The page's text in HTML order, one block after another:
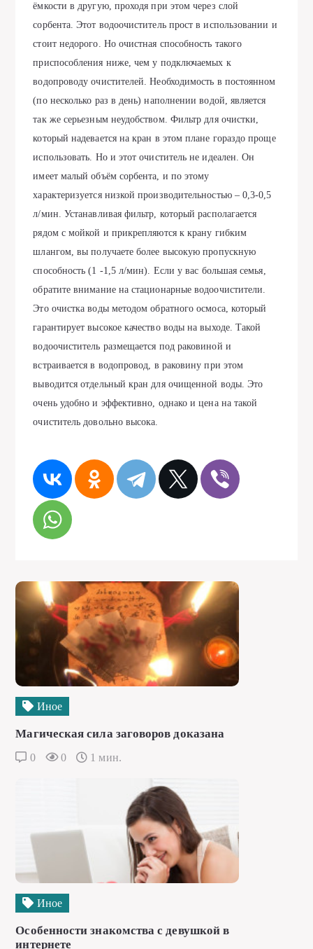
ёмкости в другую, проходя при этом через слой
сорбента. Этот водоочиститель прост в использовании и
стоит недорого. Но очистная способность такого
приспособления ниже, чем у подключаемых к
водопроводу очистителей. Необходимость в постоянном
(по несколько раз в день) наполнении водой, является
так же серьезным неудобством. Фильтр для очистки,
который надевается на кран в этом плане гораздо проще
использовать. Но и этот очиститель не идеален. Он
имеет малый объём сорбента, и по этому
характеризуется низкой производительностью – 0,3-0,5
л/мин. Устанавливая фильтр, который располагается
рядом с мойкой и прикрепляются к крану гибким
шлангом, вы получаете более высокую пропускную
способность (1 -1,5 л/мин). Если у вас большая семья,
обратите внимание на стационарные водоочистители.
Это очистка воды методом обратного осмоса, который
гарантирует высокое качество воды на выходе. Такой
водоочиститель размещается под раковиной и
встраивается в водопровод, в раковину при этом
выводится отдельный кран для очищенной воды. Это
очень удобно и эффективно, однако и цена на такой
очиститель довольно высока.
Иное
Магическая сила заговоров доказана
0 0 1 мин.
Иное
Особенности знакомства с девушкой в
интернете